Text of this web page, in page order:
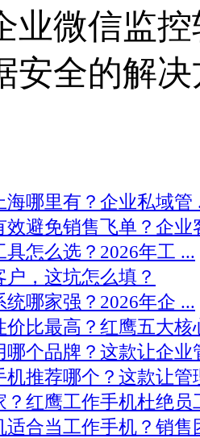
业微信监
安全的解
海哪里有？企业私域管
效避免销售飞单？企业
怎么选？2026年工 ...
，这坑怎么填？
哪家强？2026年企 ...
价比最高？红鹰五大核
哪个品牌？这款让企业
机推荐哪个？这款让管
？红鹰工作手机杜绝员
适合当工作手机？销售